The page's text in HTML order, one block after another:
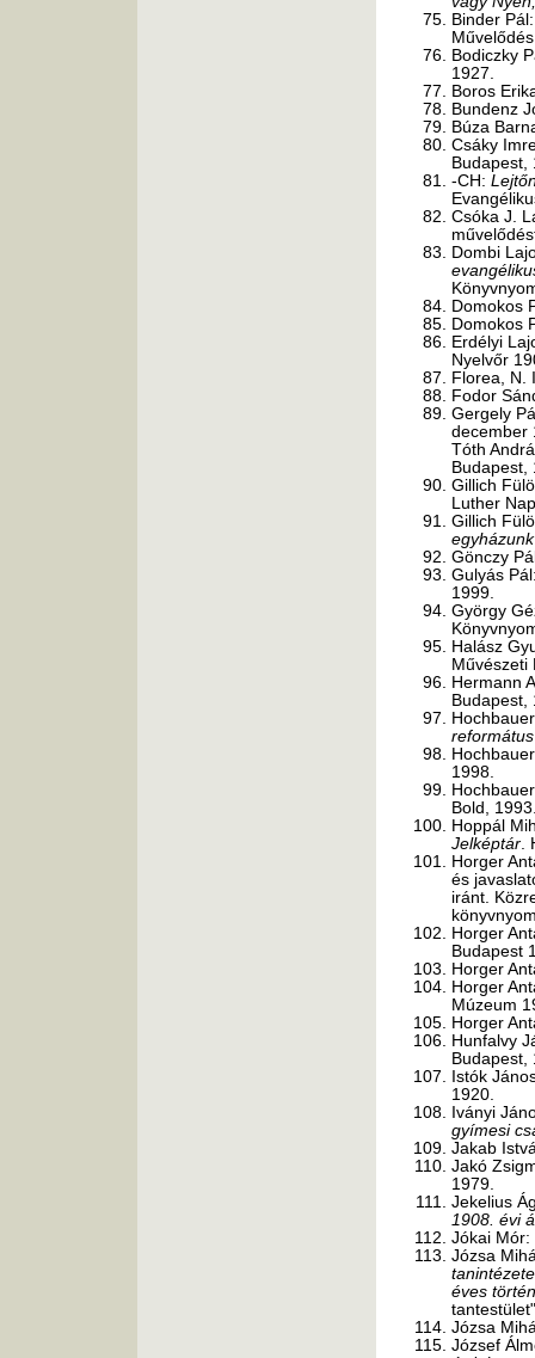
Binder
Bodiczky
1927.
Boros
Bundenz
Búza
Csáky
Budapest,
-CH:
Csóka J.
Dombi
Domokos
Domokos
Erdélyi
Nyelvőr
Florea, N.
Fodor
Gergely
december
Tóth
Budapest,
Gillich
Luther
Gillich
Gönczy
Gulyás
1999.
György
Halász
Művészeti
Hermann
Budapest,
1998.
Bold,
Hoppál
Jelképtár.
Horger
és
iránt.
Horger
Budapest
Horger
Horger
Múzeum
Horger
Hunfalvy
Budapest,
Istók
1920.
Iványi
gyímesi
Jakab
Jakó
1979.
Jekelius
1908. évi
Jókai Mór:
Józsa
éves
Józsa
József